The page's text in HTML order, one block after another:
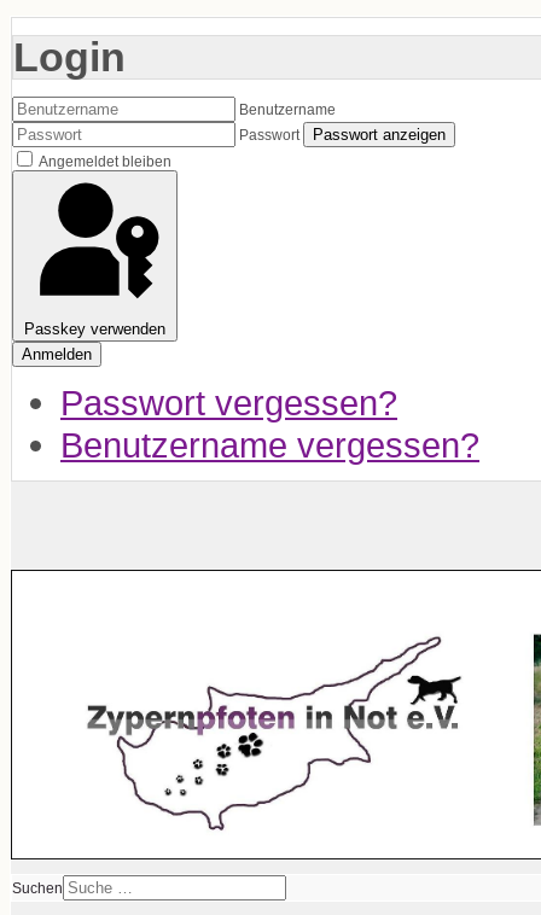
Login
Benutzername
Passwort
Passwort anzeigen
Angemeldet bleiben
Passkey verwenden
Anmelden
Passwort vergessen?
Benutzername vergessen?
Suchen